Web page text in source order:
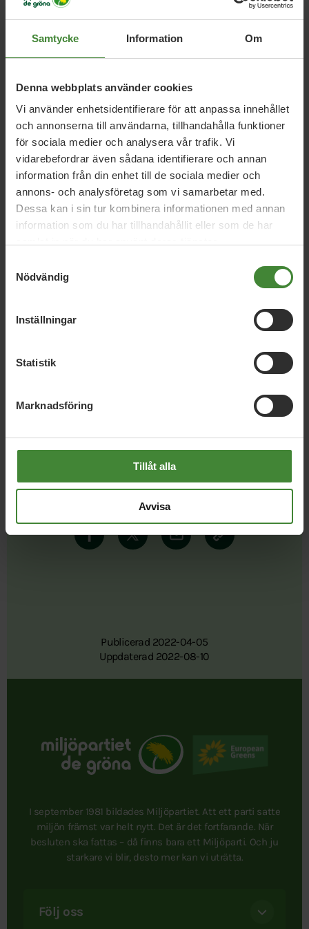
Samtycke Information Om
Denna webbplats använder cookies
Vi använder enhetsidentifierare för att anpassa innehållet
och annonserna till användarna, tillhandahålla funktioner
för sociala medier och analysera vår trafik. Vi
vidarebefordrar även sådana identifierare och annan
information från din enhet till de sociala medier och
annons- och analysföretag som vi samarbetar med.
Dessa kan i sin tur kombinera informationen med annan
information som du har tillhandahållit eller som de har
Nödvändig
Inställningar
Statistik
Marknadsföring
Tillåt alla
Avvisa
Ett samhälle utan diskriminering
vård
H Hållbart näringsliv och regional utveckling
Integration och etablering
Dela denna sida och hjälp oss
attsprida vårt budskap
Publicerad 2022-04-05
Uppdaterad 2022-08-10
I september 1981 bildades Miljöpartiet. Att ett parti satte
miljön främst var helt nytt. Det är det fortfarande. När
besluten ska fattas – då finns bara ett Miljöparti. Och ju
starkare vi blir, desto mer kan vi uträtta.
Följ oss